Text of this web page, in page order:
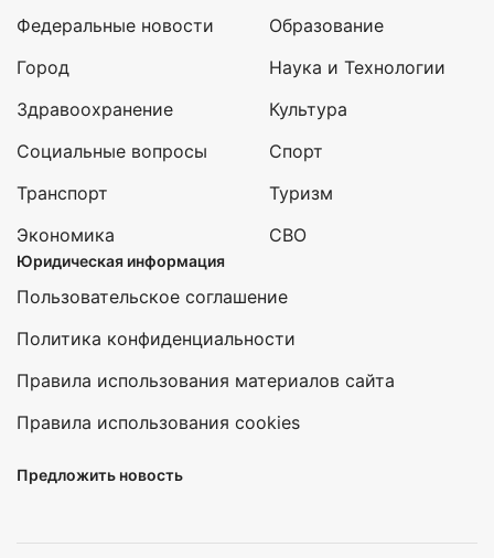
Федеральные новости
Город
Здравоохранение
Социальные вопросы
Транспорт
Экономика
Образование
Наука и Технологии
Культура
Спорт
Туризм
СВО
Юридическая информация
Пользовательское соглашение
Политика конфиденциальности
Правила использования материалов сайта
Правила использования cookies
Предложить новость